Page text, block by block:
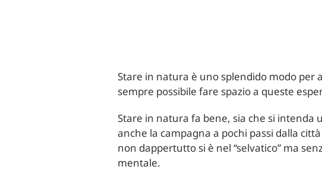
Stare in natura è uno splendido modo per
sempre possibile fare spazio a queste
Stare in natura fa bene, sia che si intenda
anche la campagna a pochi passi dalla
non dappertutto si è nel “selvatico” ma
mentale.